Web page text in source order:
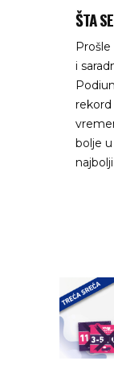
ŠTA
i
rekord
bolje